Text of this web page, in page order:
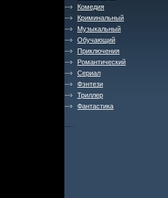
Комедия
Криминальный
Музыкальный
Обучающий
Приключения
Романтический
Сериал
Фэнтези
Триллер
Фантастика